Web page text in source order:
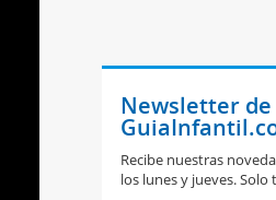
Newsletter de
Recibe nuestras
los lunes y jueves.